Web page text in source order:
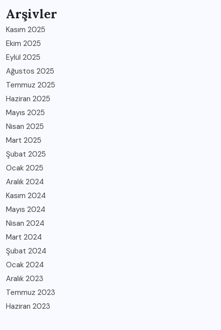
Arşivler
Kasım 2025
Ekim 2025
Eylül 2025
Ağustos 2025
Temmuz 2025
Haziran 2025
Mayıs 2025
Nisan 2025
Mart 2025
Şubat 2025
Ocak 2025
Aralık 2024
Kasım 2024
Mayıs 2024
Nisan 2024
Mart 2024
Şubat 2024
Ocak 2024
Aralık 2023
Temmuz 2023
Haziran 2023